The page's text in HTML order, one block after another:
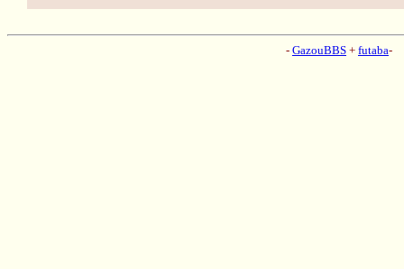
- GazouBBS + futaba-